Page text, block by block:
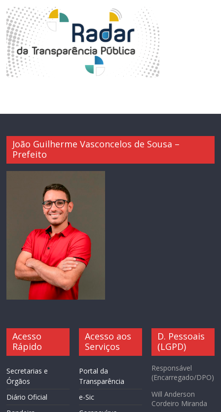
João Guilherme Vasconcelos de Sousa –
Prefeito
Acesso
Rápido
Secretarias e
Órgãos
Diário Oficial
Acesso aos
Serviços
Portal da
Transparência
e-Sic
D. Pessoais
(LGPD)
Responsável
(Encarregado/DPO)
Will Anderson
Cordeiro Miranda